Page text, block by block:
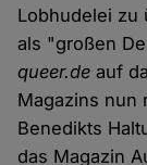
Lobhudelei zu
als "großen
queer.de auf
Magazins nun
Benedikts
das Magazin